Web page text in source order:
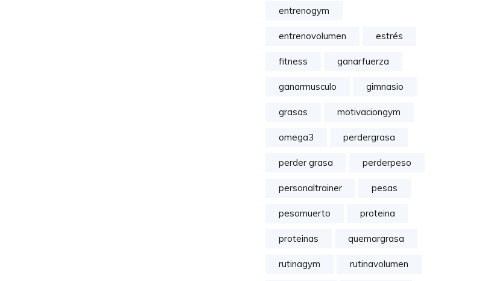
entrenogym
entrenovolumen estrés
fitness ganarfuerza
ganarmusculo gimnasio
grasas motivaciongym
omega3 perdergrasa
perder grasa perderpeso
personaltrainer pesas
pesomuerto proteina
proteinas quemargrasa
rutinagym rutinavolumen